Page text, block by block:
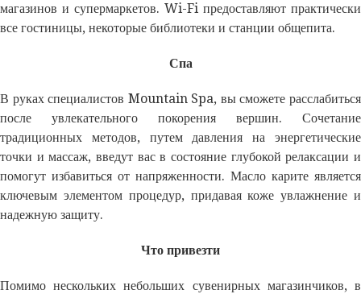
магазинов и супермаркетов. Wi-Fi предоставляют практически
все гостиницы, некоторые библиотеки и станции общепита.
Спа
В руках специалистов Mountain Spa, вы сможете расслабиться
после увлекательного покорения вершин. Сочетание
традиционных методов, путем давления на энергетические
точки и массаж, введут вас в состояние глубокой релаксации и
помогут избавиться от напряженности. Масло карите является
ключевым элементом процедур, придавая коже увлажнение и
надежную защиту.
Что привезти
Помимо нескольких небольших сувенирных магазинчиков, в